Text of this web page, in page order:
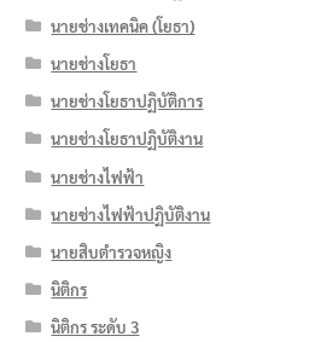
นายช่างเทคนิค (โยธา)
นายช่างโยธา
นายช่างโยธาปฏิบัติการ
นายช่างโยธาปฏิบัติงาน
นายช่างไฟฟ้า
นายช่างไฟฟ้าปฏิบัติงาน
นายสิบตำรวจหญิง
นิติกร
นิติกร ระดับ 3